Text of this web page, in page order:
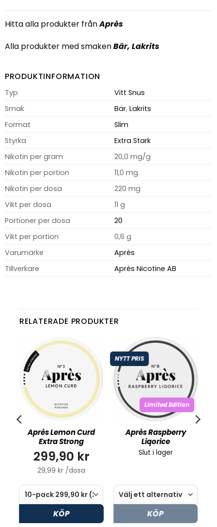
Hitta alla produkter frånAprès
Alla produkter med smakenBär, Lakrits
PRODUKTINFORMATION
Typ
Vitt Snus
Smak
Bär, Lakrits
Format
Slim
Styrka
Extra Stark
Nikotin per gram
20,0 mg/g
Nikotin per portion
11,0 mg
Nikotin per dosa
220 mg
Vikt per dosa
11 g
Portioner per dosa
20
Vikt per portion
0,6 g
Varumärke
Après
Tillverkare
Après Nicotine AB
RELATERADE PRODUKTER
Après Lemon Curd
Extra Strong
299,90 kr
29,99 kr /dosa
KÖP
NYTT PRIS
Limited Edition
Après Raspberry
Liqorice
Slut i lager
KÖP